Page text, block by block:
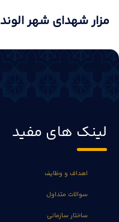
مزار شهدای شهر
لینک های مفید
اهداف و وظایف
سوالات متداول
ساختار سازمانی